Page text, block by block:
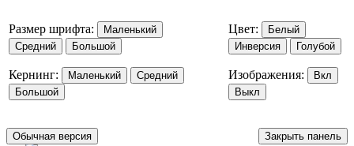
Размер шрифта:
Маленький
Средний
Большой
Кернинг: Маленький
Средний
Большой
Цвет:
Белый
Инверсия
Голубой
Изображения:
Вкл
Выкл
Обычная версия Закрыть панель